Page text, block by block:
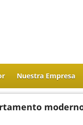
Nuestra Empresa